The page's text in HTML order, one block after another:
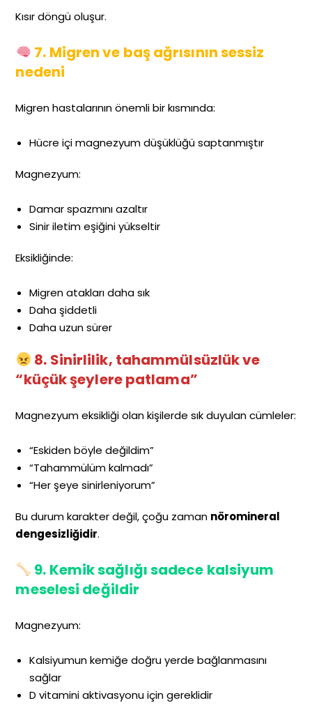
Kısır döngü oluşur.
7. Migren ve baş ağrısının sessiz
nedeni
Migren hastalarının önemli bir kısmında:
Hücre içi magnezyum düşüklüğü saptanmıştır
Magnezyum:
Damar spazmını azaltır
Sinir iletim eşiğini yükseltir
Eksikliğinde:
Migren atakları daha sık
Daha şiddetli
Daha uzun sürer
8. Sinirlilik, tahammülsüzlük ve
“küçük şeylere patlama”
Magnezyum eksikliği olan kişilerde sık duyulan cümleler:
“Eskiden böyle değildim”
“Tahammülüm kalmadı”
“Her şeye sinirleniyorum”
Bu durum karakter değil, çoğu zaman nöromineral
dengesizliğidir.
9. Kemik sağlığı sadece kalsiyum
meselesi değildir
Magnezyum:
Kalsiyumun kemiğe doğru yerde bağlanmasını
sağlar
D vitamini aktivasyonu için gereklidir